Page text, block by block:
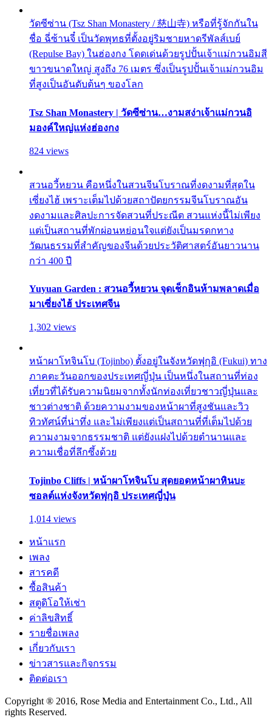
วัดซีซ่าน (Tsz Shan Monastery / 慈山寺) หรือที่รู้จักกันใน
ชื่อ ฉี่ซ้านจี๋ เป็นวัดพุทธที่ตั้งอยู่ริมชายหาดรีพัลส์เบย์
(Repulse Bay) ในฮ่องกง โดดเด่นด้วยรูปปั้นเจ้าแม่กวนอิมสี
ขาวขนาดใหญ่ สูงถึง 76 เมตร ซึ่งเป็นรูปปั้นเจ้าแม่กวนอิม
ที่สูงเป็นอันดับต้นๆ ของโลก
Tsz Shan Monastery | วัดซีซ่าน…งามสง่าเจ้าแม่กวนอิ
มองค์ใหญ่แห่งฮ่องกง
824 views
สวนอวี้หยวน คือหนึ่งในสวนจีนโบราณที่งดงามที่สุดใน
เซี่ยงไฮ้ เพราะเต็มไปด้วยสถาปัตยกรรมจีนโบราณอัน
งดงามและศิลปะการจัดสวนที่ประณีต สวนแห่งนี้ไม่เพียง
แต่เป็นสถานที่พักผ่อนหย่อนใจแต่ยังเป็นมรดกทาง
วัฒนธรรมที่สำคัญของจีนด้วยประวัติศาสตร์อันยาวนาน
กว่า 400 ปี
Yuyuan Garden : สวนอวี้หยวน จุดเช็กอินห้ามพลาดเมื่อ
มาเซี่ยงไฮ้ ประเทศจีน
1,302 views
หน้าผาโทจินโบ (Tojinbo) ตั้งอยู่ในจังหวัดฟุกุอิ (Fukui) ทาง
ภาคตะวันออกของประเทศญี่ปุ่น เป็นหนึ่งในสถานที่ท่อง
เที่ยวที่ได้รับความนิยมจากทั้งนักท่องเที่ยวชาวญี่ปุ่นและ
ชาวต่างชาติ ด้วยความงามของหน้าผาที่สูงชันและวิว
ทิวทัศน์ที่น่าทึ่ง และไม่เพียงแต่เป็นสถานที่ที่เต็มไปด้วย
ความงามจากธรรมชาติ แต่ยังแฝงไปด้วยตำนานและ
ความเชื่อที่ลึกซึ้งด้วย
Tojinbo Cliffs | หน้าผาโทจินโบ สุดยอดหน้าผาหินบะ
ซอลต์แห่งจังหวัดฟุกุอิ ประเทศญี่ปุ่น
1,014 views
หน้าแรก
เพลง
สารคดี
ซื้อสินค้า
สตูดิโอให้เช่า
ค่าลิขสิทธิ์
รายชื่อเพลง
เกี่ยวกับเรา
ข่าวสารและกิจกรรม
ติดต่อเรา
Copyright ® 2016, Rose Media and Entertainment Co., Ltd., All
rights Reserved.